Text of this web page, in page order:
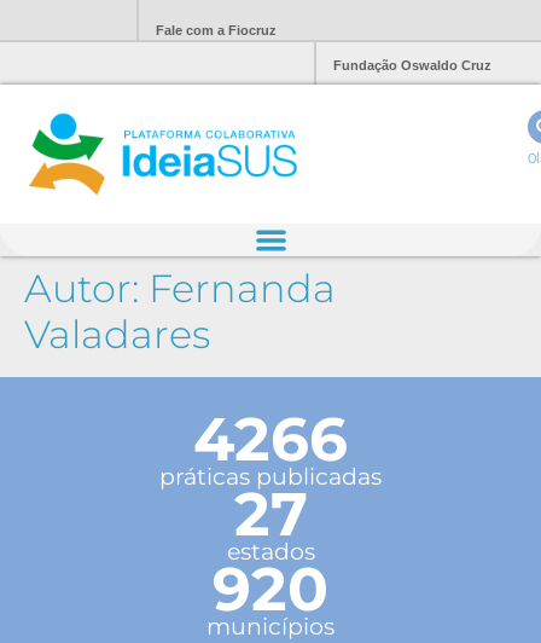
Fale com a Fiocruz
Fundação Oswaldo Cruz
Autor: Fernanda
Valadares
4266
práticas publicadas
27
estados
920
municípios